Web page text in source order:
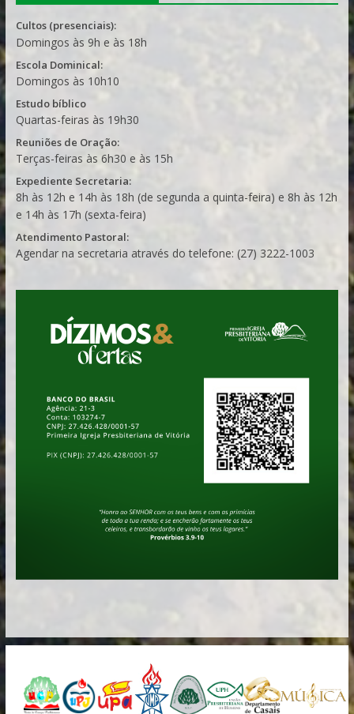
Cultos (presenciais):
Domingos às 9h e às 18h
Escola Dominical:
Domingos às 10h10
Estudo bíblico
Quartas-feiras às 19h30
Reuniões de Oração:
Terças-feiras às 6h30 e às 15h
Expediente Secretaria:
8h às 12h e 14h às 18h (de segunda a quinta-feira) e 8h às 12h
e 14h às 17h (sexta-feira)
Atendimento Pastoral:
Agendar na secretaria através do telefone: (27) 3222-1003